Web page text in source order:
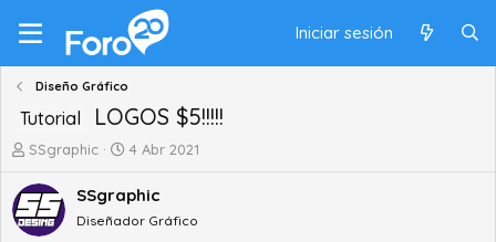
Iniciar sesión
Diseño Gráfico
Tutorial LOGOS $5!!!!!
A
t
o
r
SSgraphic
F
c
4 Abr 2021
SSgraphic
Diseñador Gráfico